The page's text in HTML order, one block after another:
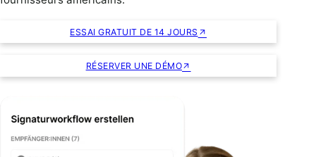
ESSAI GRATUIT DE 14 JOURS
RÉSERVER UNE DÉMO